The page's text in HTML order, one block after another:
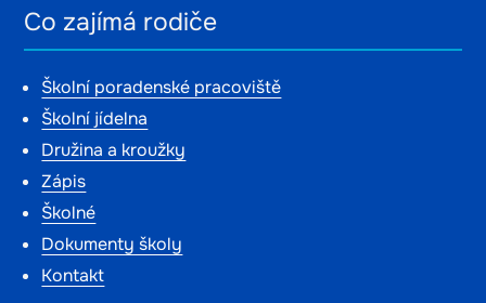
Co zajímá rodiče
Školní poradenské pracoviště
Školní jídelna
Družina a kroužky
Zápis
Školné
Dokumenty školy
Kontakt